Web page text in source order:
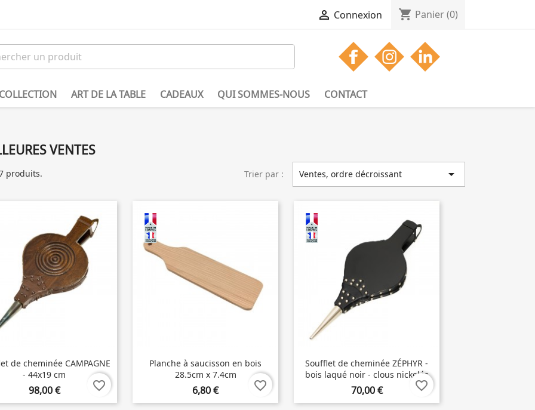
 Connexion shopping_cart Panier(0)
ART DE LA TABLE CADEAUX QUI SOMMES-NOUS CONTACT
VENTES
produits. Trier par : Ventes, ordre décroissant 
de cheminée CAMPAGNE
- 44x19 cm
98,00 € favorite_border
Planche à saucisson en bois
28.5cm x 7.4cm
6,80 € favorite_border
Soufflet de cheminée ZÉPHYR -
bois laqué noir - clous nickelés
70,00 € favorite_border